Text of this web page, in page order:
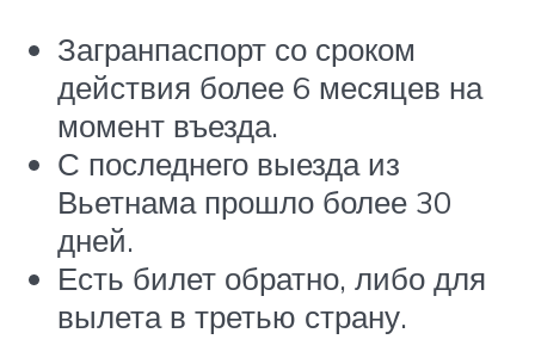
Загранпаспорт со сроком
действия более 6 месяцев на
момент въезда.
С последнего выезда из
Вьетнама прошло более 30
дней.
Есть билет обратно, либо для
вылета в третью страну.